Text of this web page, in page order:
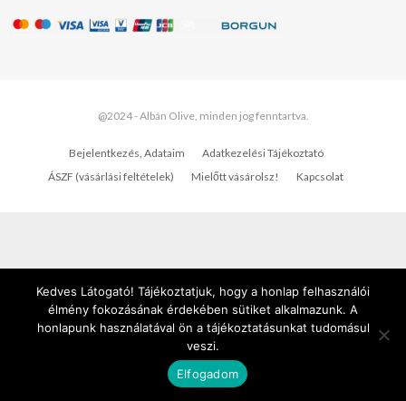
@2024 - Albán Olive, minden jog fenntartva.
Bejelentkezés, Adataim
Adatkezelési Tájékoztató
ÁSZF (vásárlási feltételek)
Mielőtt vásárolsz! Kapcsolat
Kedves Látogató! Tájékoztatjuk, hogy a honlap felhasználói
élmény fokozásának érdekében sütiket alkalmazunk. A
honlapunk használatával ön a tájékoztatásunkat tudomásul
veszi.
Elfogadom